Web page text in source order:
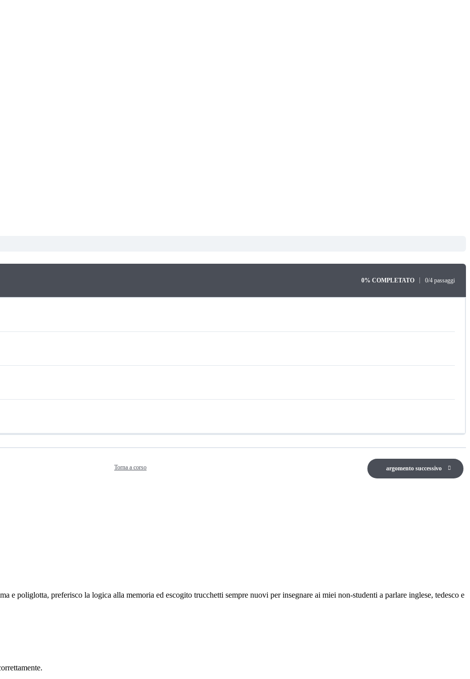
0% COMPLETATO 0/4 passaggi
Torna a corso argomento successivo
e poliglotta, preferisco la logica alla memoria ed escogito trucchetti sempre nuovi per insegnare ai miei non-studenti a parlare inglese, tedesco e